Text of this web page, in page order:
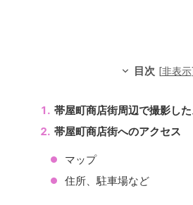
目次 [非表示
帯屋町商店街周辺で撮影し
帯屋町商店街へのアクセス
マップ
住所、駐車場など